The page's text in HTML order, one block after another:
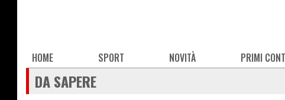
Main
navigation
HOME SPORT NOVITÀ PRIMI
DA SAPERE